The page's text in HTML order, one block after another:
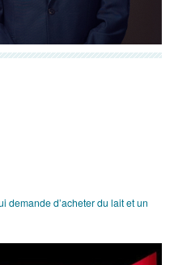
demande d’acheter du lait et un